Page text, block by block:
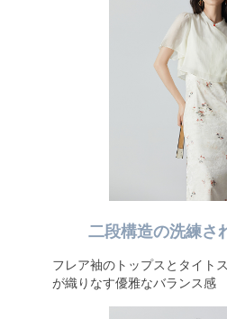
二段構造の洗練さ
フレア袖のトップスとタイト
が織りなす優雅なバランス感